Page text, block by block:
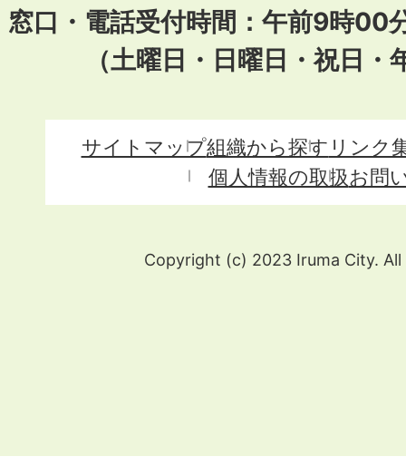
窓口・電話受付時間：午前9時00
（土曜日・日曜日・祝日
サイトマップ組織から探す リンク
個人情報の取扱お問
Copyright (c) 2023 Iruma City. All